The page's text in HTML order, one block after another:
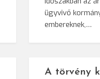
ügyvivő
embereknek,…
A törvény